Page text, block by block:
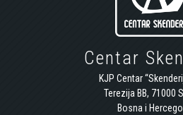
Centar
KJP Centar
Terezija BB, 71000
Bosna i